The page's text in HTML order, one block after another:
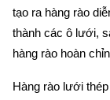
tạo ra hàng rào
thành các ô lưới,
hàng rào hoàn
Hàng rào lưới